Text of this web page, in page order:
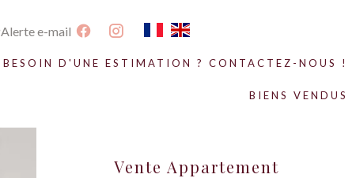
Alerte e-mail
BESOIN D'UNE ESTIMATION ? CONTACTEZ-NOUS !
BIENS VENDUS
Vente Appartement